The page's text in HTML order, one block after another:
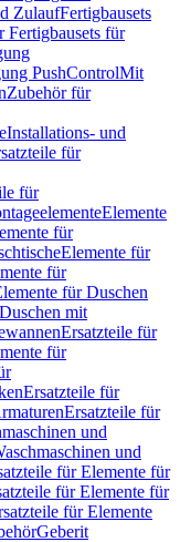
ZulaufFertigbausets
Fertigbausets für
PushControlMit
Zubehör für
Installations- und
für
für
Elemente
für
Elemente für
für
für Duschen
mit
Ersatzteile für
für
Ersatzteile für
Ersatzteile für
und
und
für Elemente für
für Elemente für
für Elemente
Geberit